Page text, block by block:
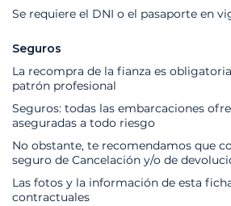
Se requiere el DNI o el pasaporte en
Seguros
La recompra de la fianza es
patrón profesional
Seguros: todas las embarcaciones
aseguradas a todo riesgo
No obstante, te recomendamos que
seguro de Cancelación y/o de
Las fotos y la información de esta
contractuales